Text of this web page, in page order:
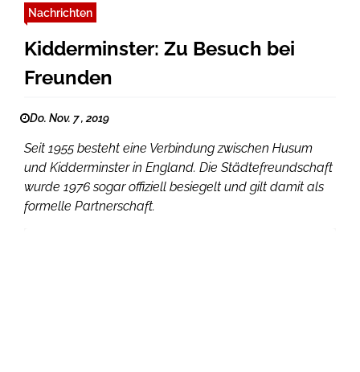
Nachrichten
Kidderminster: Zu Besuch bei
Freunden
Do. Nov. 7 , 2019
Seit 1955 besteht eine Verbindung zwischen Husum
und Kidderminster in England. Die Städtefreundschaft
wurde 1976 sogar offiziell besiegelt und gilt damit als
formelle Partnerschaft.